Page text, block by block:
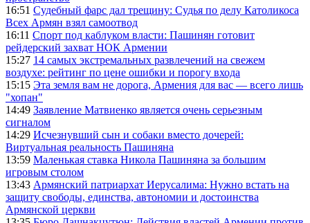
16:51 Судебный фарс дал трещину: Судья по делу Католикоса
Всех Армян взял самоотвод
16:11 Спорт под каблуком власти: Пашинян готовит
рейдерский захват НОК Армении
15:27 14 самых экстремальных развлечений на свежем
воздухе: рейтинг по цене ошибки и порогу входа
15:15 Эта земля вам не дорога, Армения для вас — всего лишь
"хопан"
14:49 Заявление Матвиенко является очень серьезным
сигналом
14:29 Исчезнувший сын и собаки вместо дочерей:
Виртуальная реальность Пашиняна
13:59 Маленькая ставка Никола Пашиняна за большим
игровым столом
13:43 Армянский патриархат Иерусалима: Нужно встать на
защиту свободы, единства, автономии и достоинства
Армянской церкви